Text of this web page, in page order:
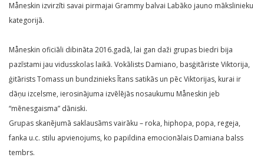
Måneskin izvirzīti savai pirmajai Grammy balvai Labāko jauno mākslinieku
kategorijā.
Måneskin oficiāli dibināta 2016.gadā, lai gan daži grupas biedri bija
pazīstami jau vidusskolas laikā. Vokālists Damiano, basģitāriste Viktorija,
ģitārists Tomass un bundzinieks Ītans satikās un pēc Viktorijas, kurai ir
dāņu izcelsme, ierosinājuma izvēlējās nosaukumu Måneskin jeb
“mēnesgaisma” dāniski.
Grupas skanējumā saklausāms vairāku – roka, hiphopa, popa, regeja,
fanka u.c. stilu apvienojums, ko papildina emocionālais Damiana balss
tembrs.